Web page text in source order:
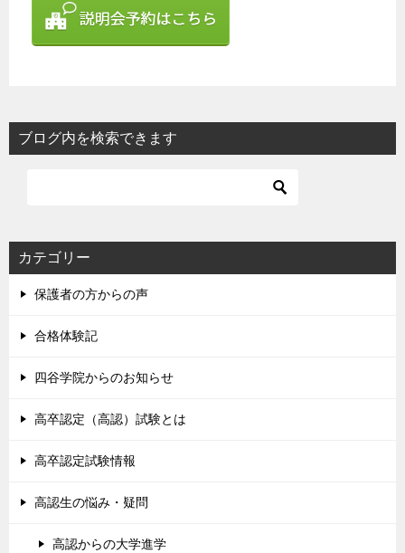
ブログ内を検索できます
カテゴリー
保護者の方からの声
合格体験記
四谷学院からのお知らせ
高卒認定（高認）試験とは
高卒認定試験情報
高認生の悩み・疑問
高認からの大学進学